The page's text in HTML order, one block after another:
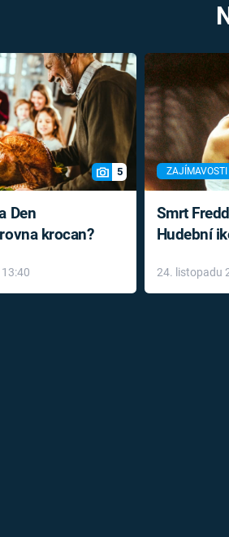
5
Den
krocan?
ZAJÍMAVOSTI
Smrt
Hudební
léky
24. listopadu